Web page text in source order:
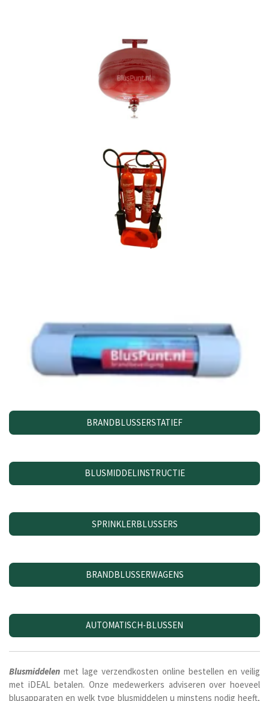
BRANDBLUSSERSTATIEF
BLUSMIDDELINSTRUCTIE
SPRINKLERBLUSSERS
BRANDBLUSSERWAGENS
AUTOMATISCH-BLUSSEN
Blusmiddelen met lage verzendkosten online bestellen en veilig
met iDEAL betalen. Onze medewerkers adviseren over hoeveel
blusapparaten en welk type blusmiddelen u minstens nodig heeft,